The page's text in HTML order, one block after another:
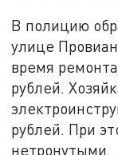
В полицию
улице
время
рублей.
рублей. При
нетронутыми.